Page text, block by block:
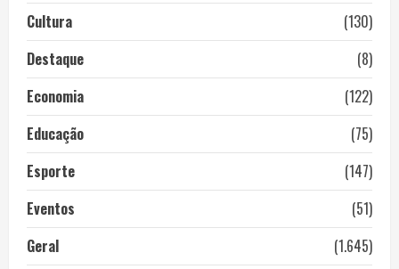
Cultura
(130)
Destaque
(8)
Economia
(122)
Educação
(75)
Esporte
(147)
Eventos
(51)
Geral
(1.645)